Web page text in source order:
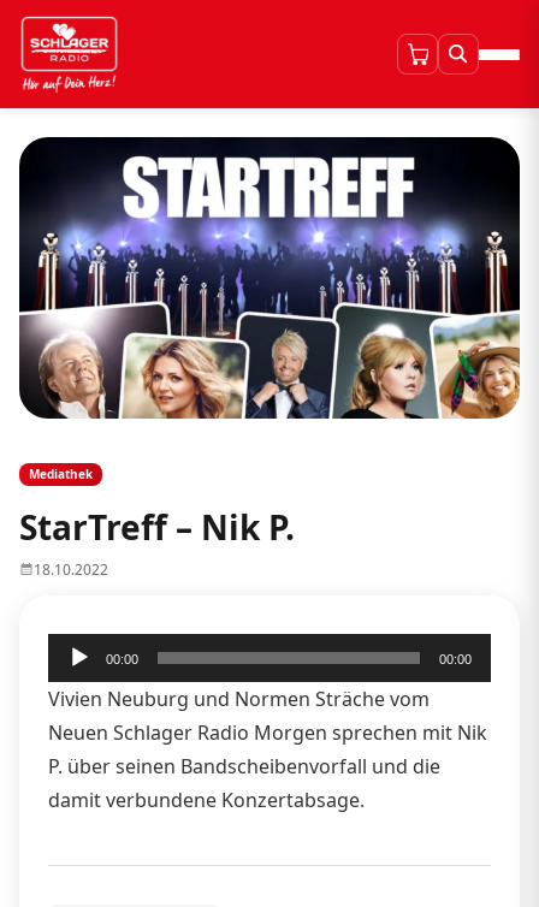
Mediathek
StarTreff – Nik P.
18.10.2022
Audio-
Player
00:00 00:00
Vivien Neuburg und Normen Sträche vom
Neuen Schlager Radio Morgen sprechen mit Nik
P. über seinen Bandscheibenvorfall und die
damit verbundene Konzertabsage.